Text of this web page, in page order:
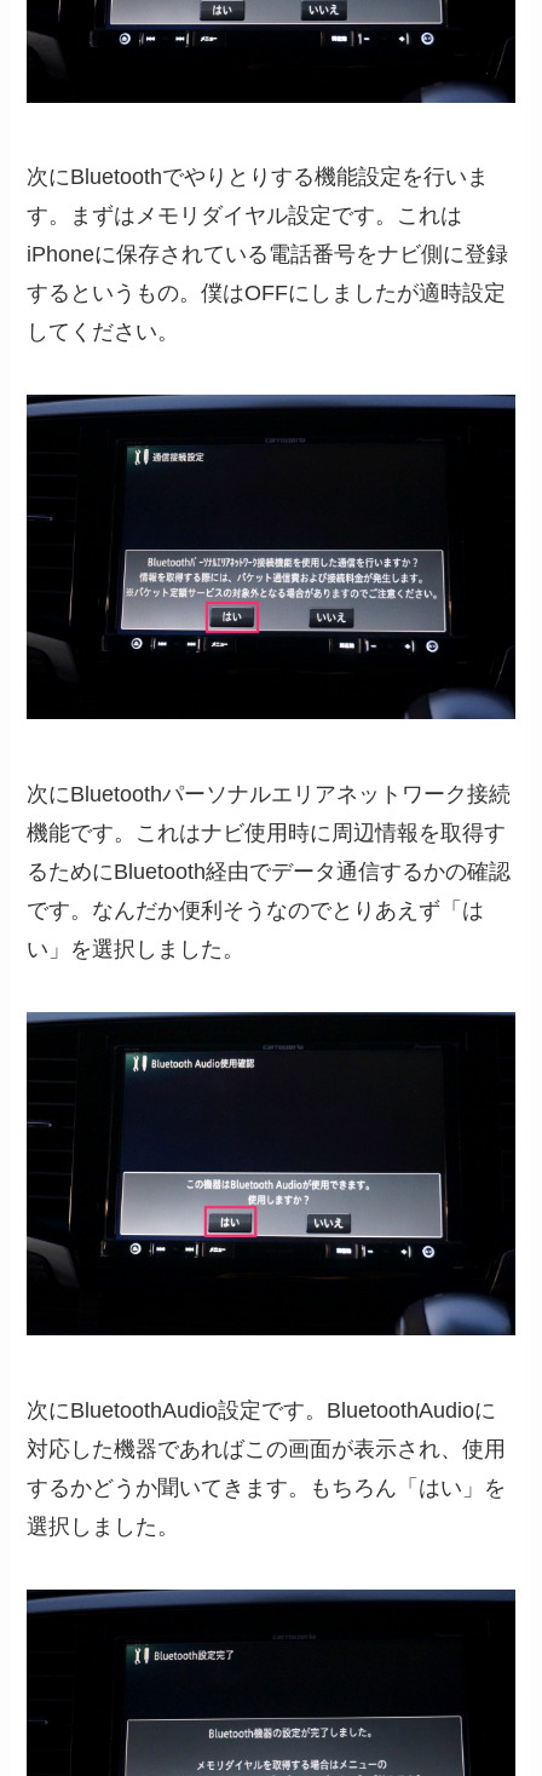
次にBluetoothでやりとりする機能設定を行いま
す。まずはメモリダイヤル設定です。これは
iPhoneに保存されている電話番号をナビ側に登録
するというもの。僕はOFFにしましたが適時設定
してください。
次にBluetoothパーソナルエリアネットワーク接続
機能です。これはナビ使用時に周辺情報を取得す
るためにBluetooth経由でデータ通信するかの確認
です。なんだか便利そうなのでとりあえず「は
い」を選択しました。
次にBluetoothAudio設定です。BluetoothAudioに
対応した機器であればこの画面が表示され、使用
するかどうか聞いてきます。もちろん「はい」を
選択しました。